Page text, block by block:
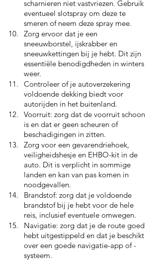
scharnieren niet vastvriezen. Gebruik
eventueel slotspray om deze te
smeren of neem deze spray mee.
Zorg ervoor dat je een
sneeuwborstel, ijskrabber en
sneeuwkettingen bij je hebt. Dit zijn
essentiële benodigdheden in winters
weer.
Controleer of je autoverzekering
voldoende dekking biedt voor
autorijden in het buitenland.
Voorruit: zorg dat de voorruit schoon
is en dat er geen scheuren of
beschadigingen in zitten.
Zorg voor een gevarendriehoek,
veiligheidshesje en EHBO-kit in de
auto. Dit is verplicht in sommige
landen en kan van pas komen in
noodgevallen.
Brandstof: zorg dat je voldoende
brandstof bij je hebt voor de hele
reis, inclusief eventuele omwegen.
Navigatie: zorg dat je de route goed
hebt uitgestippeld en dat je beschikt
over een goede navigatie-app of -
systeem.